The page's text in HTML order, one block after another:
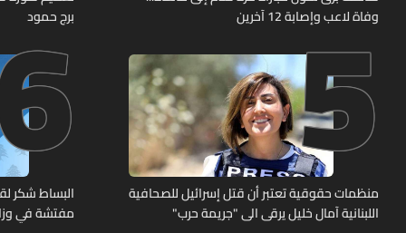
وفاة لاعب وإصابة 12 آخرين
برج حمود
5
منظمات حقوقية تعتبر أن قتل إسرائيل للصحافية
اللبنانية آمال خليل يرقى الى "جريمة حرب"
البساط شكر
مفتشة في